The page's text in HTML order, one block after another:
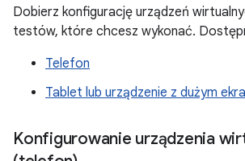
Dobierz konfigurację urządzeń
testów, które chcesz wykonać.
Telefon
Tablet lub urządzenie z dużym
Konfigurowanie urządzenia